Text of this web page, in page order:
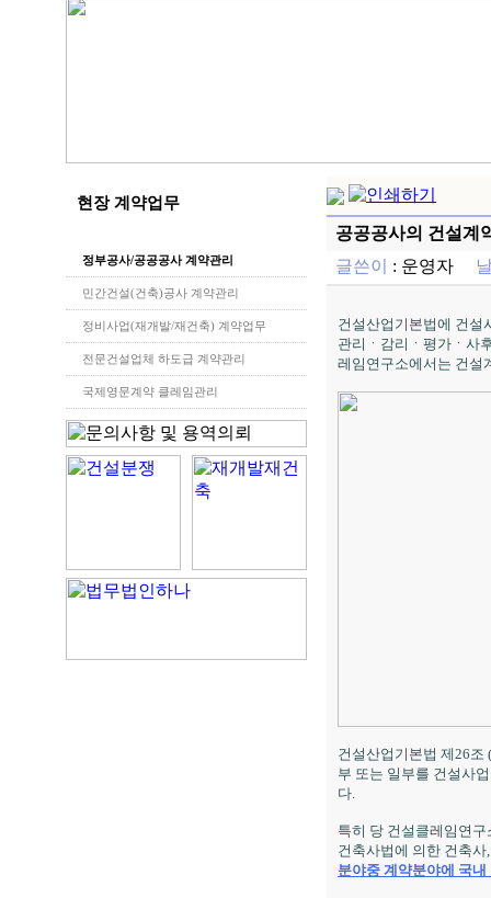
현장 계약업무
정부공사/공공공사 계약관리
민간건설(건축)공사 계약관리
정비사업(재개발/재건축) 계약업무
전문건설업체 하도급 계약관리
국제영문계약 클레임관리
공공공사의 건설계
글쓴이
: 운영자
건설산업기본법에 건설
관리ㆍ감리ㆍ평가ㆍ사
레임연구소에서는 건설
건설산업기본법 제26조
부 또는 일부를 건설사
다.
특히 당 건설클레임연
건축사법에 의한 건축
분야중 계약분야에 국